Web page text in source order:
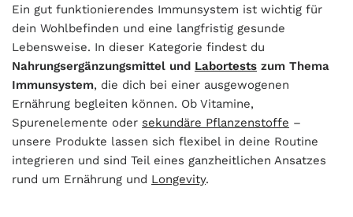
Ein gut funktionierendes Immunsystem ist wichtig für
dein Wohlbefinden und eine langfristig gesunde
Lebensweise. In dieser Kategorie findest du
Nahrungsergänzungsmittel und Labortests zum Thema
Immunsystem, die dich bei einer ausgewogenen
Ernährung begleiten können. Ob Vitamine,
Spurenelemente odersekundäre Pflanzenstoffe –
unsere Produkte lassen sich flexibel in deine Routine
integrieren und sind Teil eines ganzheitlichen Ansatzes
rund um Ernährung und Longevity.